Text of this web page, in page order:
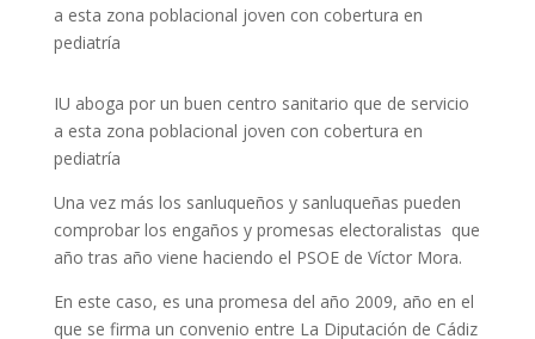
a esta zona poblacional joven con cobertura en
pediatría
IU aboga por un buen centro sanitario que de servicio
a esta zona poblacional joven con cobertura en
pediatría
Una vez más los sanluqueños y sanluqueñas pueden
comprobar los engaños y promesas electoralistas que
año tras año viene haciendo el PSOE de Víctor Mora.
En este caso, es una promesa del año 2009, año en el
que se firma un convenio entre La Diputación de Cádiz